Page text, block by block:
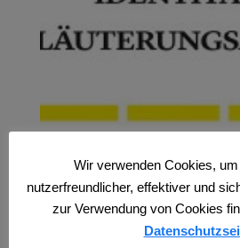
Wir verwenden Cookies,
nutzerfreundlicher, effektiver und
zur Verwendung von Cookies